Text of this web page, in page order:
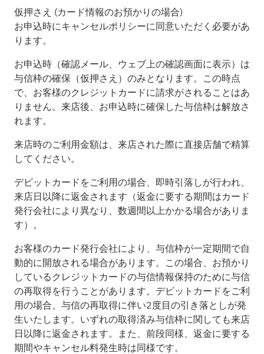
仮押さえ (カード情報のお預かりの場合)
お申込時にキャンセルポリシーに同意いただく必要があ
ります。
お申込時（確認メール、ウェブ上の確認画面に表示）は
与信枠の確保（仮押さえ）のみとなります。この時点
で、お客様のクレジットカードに請求がされることはあ
りません。来店後、お申込時に確保した与信枠は解放さ
れます。
来店時のご利用金額は、来店された際に直接店舗で精算
してください。
デビットカードをご利用の場合、即時引落しが行われ、
来店日以降に返金されます（返金に要する期間はカード
発行会社により異なり、数週間以上かかる場合がありま
す）。
お客様のカード発行会社により、与信枠が一定期間で自
動的に開放される場合があります。この場合、お預かり
しているクレジットカードの与信情報保持のために与信
の再取得を行うことがあります。デビットカードをご利
用の場合、与信の再取得に伴い2度目の引き落としが発
生いたします。いずれの取得済み与信枠に関しても来店
日以降に返金されます。また、前段同様、返金に要する
期間やキャンセル料発生時は同様です。